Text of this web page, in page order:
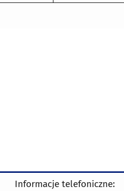
Informacje telefoniczne: